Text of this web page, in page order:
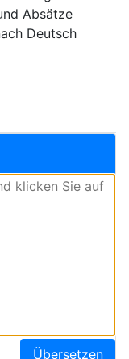
Absätze
Deutsch
Übersetzen